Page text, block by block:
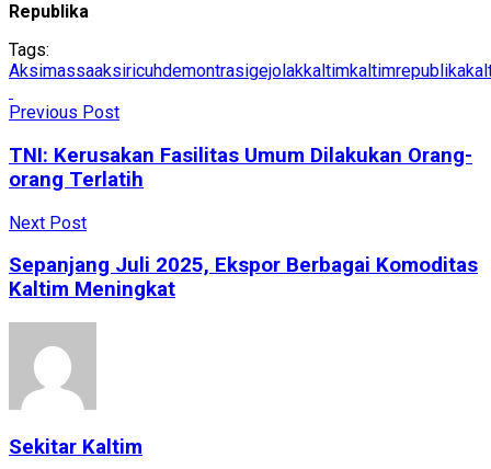
Republika
Tags:
Aksimassaaksiricuhdemontrasigejolakkaltimkaltimrepublika
Previous Post
TNI: Kerusakan Fasilitas Umum Dilakukan Orang-
orang Terlatih
Next Post
Sepanjang Juli 2025, Ekspor Berbagai Komoditas
Kaltim Meningkat
Sekitar Kaltim